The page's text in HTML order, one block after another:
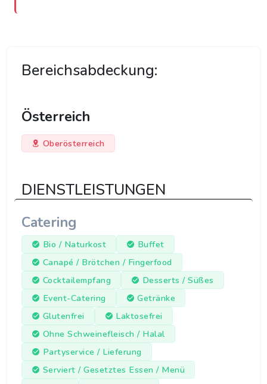
Bereichsabdeckung:
Österreich
Oberösterreich
DIENSTLEISTUNGEN
Catering
Bio / Naturkost
Buffet
Canapé / Brötchen / Fingerfood
Cocktailempfang
Desserts / Süßes
Event-Catering
Getränke
Glutenfrei
Laktosefrei
Ohne Schweinefleisch / Halal
Partyservice / Lieferung
Serviert / Gesetztes Essen / Menü